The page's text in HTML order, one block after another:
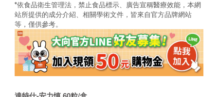
*依食品衛生管理法，禁止食品標示、廣告宣稱醫療效能， 本網
站所提供的成分介紹、相關學術文件， 皆來自官方品牌網站
等，僅供參考。